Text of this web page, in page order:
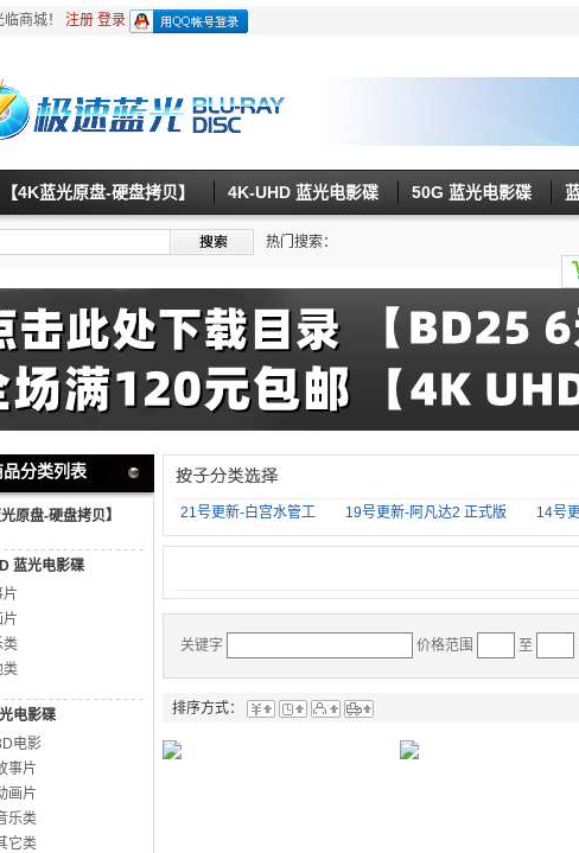
商城！ 注册 登录
【4K蓝光原盘-硬盘拷贝】 4K-UHD 蓝光电影碟 50G 蓝光电影碟
热门搜索：
品分类列表
光原盘-硬盘拷贝】
蓝光电影碟
片
片
类
类
电影碟
电影
事片
画片
乐类
它类
21号更新-白宫水管工 19号更新-阿凡达2 正式版 14号
关键字 价格范围 至
排序方式：